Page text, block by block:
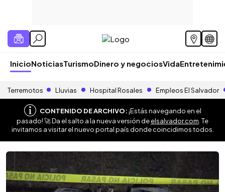
InicioNoticiasTurismoDinero y negociosVida
Terremotos Lluvias Hospital Rosales Empleos El Salvador
CONTENIDO DE ARCHIVO:¡Estás navegando en el
pasado! 🚀 Da el salto a la nueva versión deelsalvador.com . Te
invitamos a visitar el nuevo portal país donde coincidimos todos.